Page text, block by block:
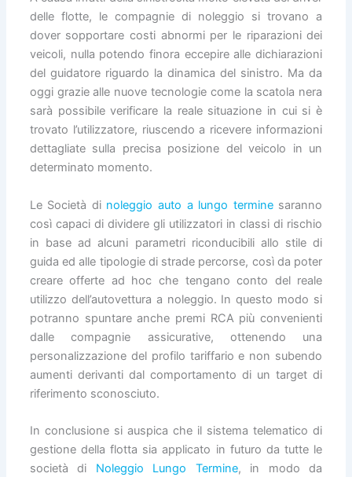
delle flotte, le compagnie di noleggio si trovano a
dover sopportare costi abnormi per le riparazioni dei
veicoli, nulla potendo finora eccepire alle dichiarazioni
del guidatore riguardo la dinamica del sinistro. Ma da
oggi grazie alle nuove tecnologie come la scatola nera
sarà possibile verificare la reale situazione in cui si è
trovato l’utilizzatore, riuscendo a ricevere informazioni
dettagliate sulla precisa posizione del veicolo in un
determinato momento.
Le Società di noleggio auto a lungo termine saranno
così capaci di dividere gli utilizzatori in classi di rischio
in base ad alcuni parametri riconducibili allo stile di
guida ed alle tipologie di strade percorse, così da poter
creare offerte ad hoc che tengano conto del reale
utilizzo dell’autovettura a noleggio. In questo modo si
potranno spuntare anche premi RCA più convenienti
dalle compagnie assicurative, ottenendo una
personalizzazione del profilo tariffario e non subendo
aumenti derivanti dal comportamento di un target di
riferimento sconosciuto.
In conclusione si auspica che il sistema telematico di
gestione della flotta sia applicato in futuro da tutte le
società di Noleggio Lungo Termine, in modo da